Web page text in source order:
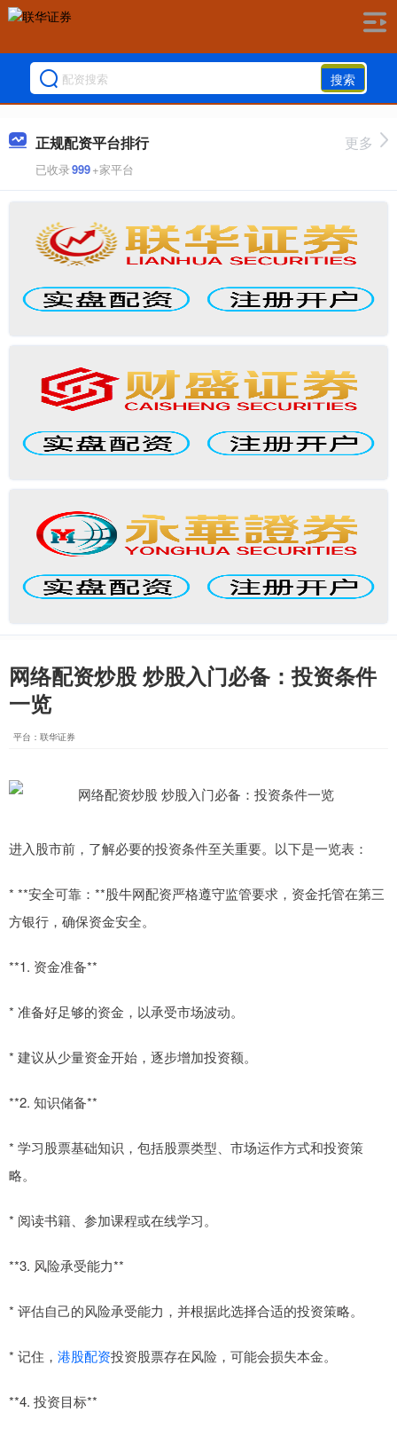
搜索
正规配资平台排行
已收录999+家平台
更多
网络配资炒股 炒股入门必备：投资条件
一览
平台：联华证券
进入股市前，了解必要的投资条件至关重要。以下是一览表：
* **安全可靠：**股牛网配资严格遵守监管要求，资金托管在第三
方银行，确保资金安全。
**1. 资金准备**
* 准备好足够的资金，以承受市场波动。
* 建议从少量资金开始，逐步增加投资额。
**2. 知识储备**
* 学习股票基础知识，包括股票类型、市场运作方式和投资策
略。
* 阅读书籍、参加课程或在线学习。
**3. 风险承受能力**
* 评估自己的风险承受能力，并根据此选择合适的投资策略。
* 记住， 港股配资投资股票存在风险，可能会损失本金。
**4. 投资目标**